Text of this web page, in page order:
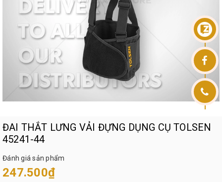
ĐAI THẮT LƯNG VẢI ĐỰNG DỤNG CỤ TOLSEN
45241-44
Đánh giá sản phẩm
247.500₫